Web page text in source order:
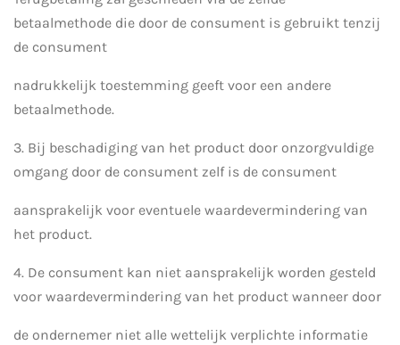
betaalmethode die door de consument is gebruikt tenzij
de consument
nadrukkelijk toestemming geeft voor een andere
betaalmethode.
3. Bij beschadiging van het product door onzorgvuldige
omgang door de consument zelf is de consument
aansprakelijk voor eventuele waardevermindering van
het product.
4. De consument kan niet aansprakelijk worden gesteld
voor waardevermindering van het product wanneer door
de ondernemer niet alle wettelijk verplichte informatie